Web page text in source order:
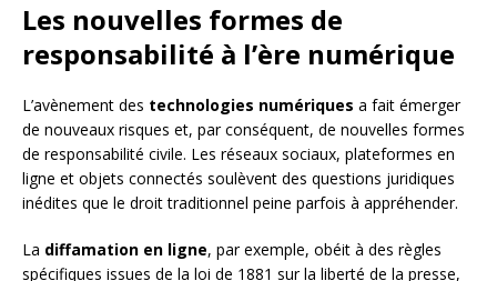
Les nouvelles formes de
responsabilité à l’ère numérique
L’avènement des technologies numériques a fait émerger
de nouveaux risques et, par conséquent, de nouvelles formes
de responsabilité civile. Les réseaux sociaux, plateformes en
ligne et objets connectés soulèvent des questions juridiques
inédites que le droit traditionnel peine parfois à appréhender.
La diffamation en ligne, par exemple, obéit à des règles
spécifiques issues de la loi de 1881 sur la liberté de la presse,